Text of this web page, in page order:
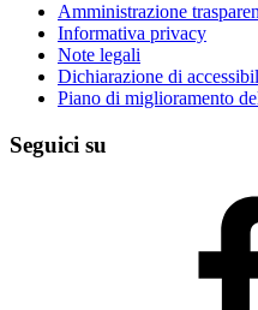
Amministrazione
Informativa privacy
Note legali
Dichiarazione di
Piano di miglioramento
Seguici su